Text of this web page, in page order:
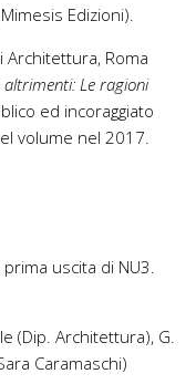
Edizioni).
Roma
altrimenti: Le ragioni
ed incoraggiato
volume nel 2017.
prima uscita di NU3.
(Dip. Architettura), G.
Caramaschi)